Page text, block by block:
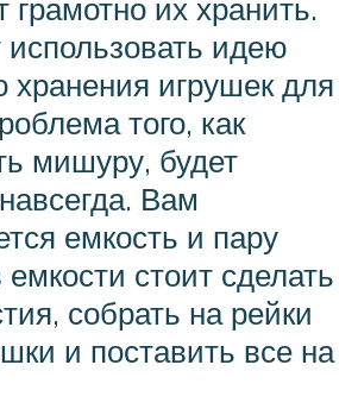
грамотно их хранить.
идею
хранения игрушек для
того, как
мишуру, будет
Вам
емкость и пару
емкости стоит сделать
собрать на рейки
и поставить все на